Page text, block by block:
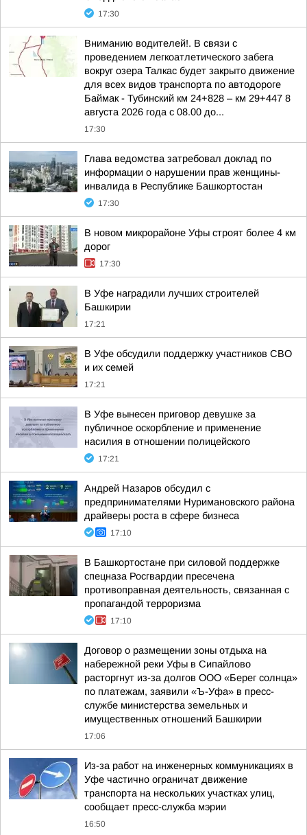
17:30
Вниманию водителей!. В связи с
проведением легкоатлетического забега
вокруг озера Талкас будет закрыто движение
для всех видов транспорта по автодороге
Баймак - Тубинский км 24+828 – км 29+447 8
августа 2026 года с 08.00 до...
17:30
Глава ведомства затребовал доклад по
информации о нарушении прав женщины-
инвалида в Республике Башкортостан
17:30
В новом микрорайоне Уфы строят более 4 км
дорог
17:30
В Уфе наградили лучших строителей
Башкирии
17:21
В Уфе обсудили поддержку участников СВО
и их семей
17:21
В Уфе вынесен приговор девушке за
публичное оскорбление и применение
насилия в отношении полицейского
17:21
Андрей Назаров обсудил с
предпринимателями Нуримановского района
драйверы роста в сфере бизнеса
17:10
В Башкортостане при силовой поддержке
спецназа Росгвардии пресечена
противоправная деятельность, связанная с
пропагандой терроризма
17:10
Договор о размещении зоны отдыха на
набережной реки Уфы в Сипайлово
расторгнут из-за долгов ООО «Берег солнца»
по платежам, заявили «Ъ-Уфа» в пресс-
службе министерства земельных и
имущественных отношений Башкирии
17:06
Из-за работ на инженерных коммуникациях в
Уфе частично ограничат движение
транспорта на нескольких участках улиц,
сообщает пресс-служба мэрии
16:50